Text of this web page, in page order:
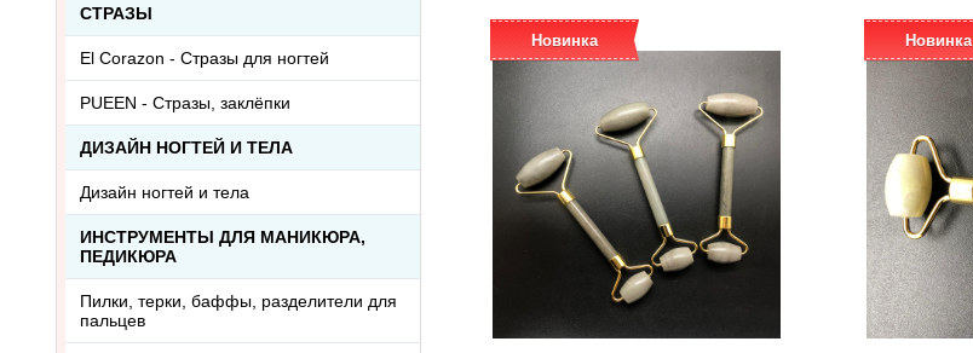
Новинка Новинка
СТРАЗЫ
El Corazon - Стразы для ногтей
PUEEN - Cтразы, заклёпки
ДИЗАЙН НОГТЕЙ И ТЕЛА
Дизайн ногтей и тела
ИНСТРУМЕНТЫ ДЛЯ МАНИКЮРА,
ПЕДИКЮРА
Пилки, терки, баффы, разделители для
пальцев